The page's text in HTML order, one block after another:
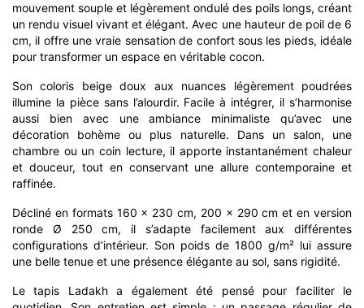
mouvement souple et légèrement ondulé des poils longs, créant
un rendu visuel vivant et élégant. Avec une hauteur de poil de 6
cm, il offre une vraie sensation de confort sous les pieds, idéale
pour transformer un espace en véritable cocon.
Son coloris beige doux aux nuances légèrement poudrées
illumine la pièce sans l’alourdir. Facile à intégrer, il s’harmonise
aussi bien avec une ambiance minimaliste qu’avec une
décoration bohème ou plus naturelle. Dans un salon, une
chambre ou un coin lecture, il apporte instantanément chaleur
et douceur, tout en conservant une allure contemporaine et
raffinée.
Décliné en formats 160 x 230 cm, 200 x 290 cm et en version
ronde Ø 250 cm, il s’adapte facilement aux différentes
configurations d’intérieur. Son poids de 1800 g/m² lui assure
une belle tenue et une présence élégante au sol, sans rigidité.
Le tapis Ladakh a également été pensé pour faciliter le